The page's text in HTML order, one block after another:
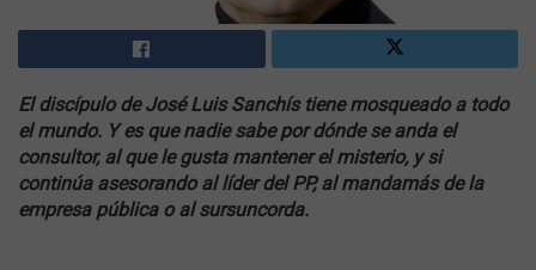
El discípulo de José Luis Sanchís tiene mosqueado a todo
el mundo. Y es que nadie sabe por dónde se anda el
consultor, al que le gusta mantener el misterio, y si
continúa asesorando al líder del PP, al mandamás de la
empresa pública o al sursuncorda.